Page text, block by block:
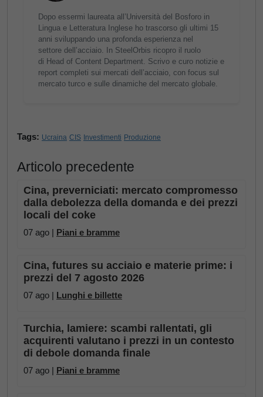
Dopo essermi laureata all’Università del Bosforo in
Lingua e Letteratura Inglese ho trascorso gli ultimi 15
anni sviluppando una profonda esperienza nel
settore dell’acciaio. In SteelOrbis ricopro il ruolo
di Head of Content Department. Scrivo e curo notizie e
report completi sui mercati dell’acciaio, con focus sul
mercato turco e sulle dinamiche del mercato globale.
Tags: Ucraina CIS Investimenti Produzione
Articolo precedente
Cina, preverniciati: mercato compromesso
dalla debolezza della domanda e dei prezzi
locali del coke
07 ago | Piani e bramme
Cina, futures su acciaio e materie prime: i
prezzi del 7 agosto 2026
07 ago | Lunghi e billette
Turchia, lamiere: scambi rallentati, gli
acquirenti valutano i prezzi in un contesto
di debole domanda finale
07 ago | Piani e bramme